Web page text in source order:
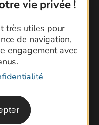
vie privée !
très utiles pour
de navigation,
engagement avec
Topoguides
Gard